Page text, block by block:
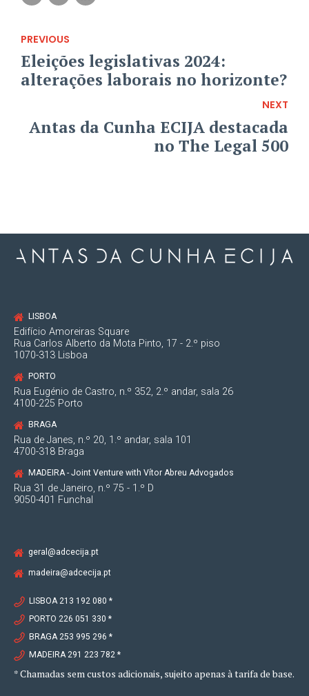
PREVIOUS
Eleições legislativas 2024:
alterações laborais no horizonte?
NEXT
Antas da Cunha ECIJA destacada
no The Legal 500
LISBOA
Edifício Amoreiras Square
Rua Carlos Alberto da Mota Pinto, 17 - 2.º piso
1070-313 Lisboa
PORTO
Rua Eugénio de Castro, n.º 352, 2.º andar, sala 26
4100-225 Porto
BRAGA
Rua de Janes, n.º 20, 1.º andar, sala 101
4700-318 Braga
MADEIRA - Joint Venture with Vítor Abreu Advogados
Rua 31 de Janeiro, n.º 75 - 1.º D
9050-401 Funchal
geral@adcecija.pt
madeira@adcecija.pt
LISBOA 213 192 080 *
PORTO 226 051 330 *
BRAGA 253 995 296 *
MADEIRA 291 223 782 *
* Chamadas sem custos adicionais, sujeito apenas à tarifa de base.